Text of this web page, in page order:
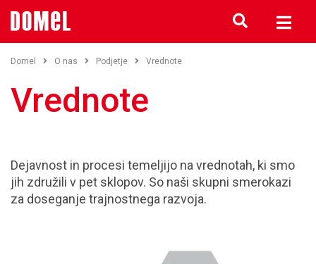
Domel O nas Podjetje Vrednote
Vrednote
Dejavnost in procesi temeljijo na vrednotah, ki smo
jih združili v pet sklopov. So naši skupni smerokazi
za doseganje trajnostnega razvoja.